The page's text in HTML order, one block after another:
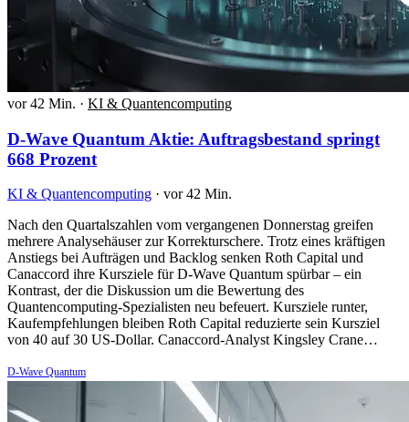
vor 42 Min. · KI & Quantencomputing
D-Wave Quantum Aktie: Auftragsbestand springt
668 Prozent
KI & Quantencomputing · vor 42 Min.
Nach den Quartalszahlen vom vergangenen Donnerstag greifen
mehrere Analysehäuser zur Korrekturschere. Trotz eines kräftigen
Anstiegs bei Aufträgen und Backlog senken Roth Capital und
Canaccord ihre Kursziele für D-Wave Quantum spürbar – ein
Kontrast, der die Diskussion um die Bewertung des
Quantencomputing-Spezialisten neu befeuert. Kursziele runter,
Kaufempfehlungen bleiben Roth Capital reduzierte sein Kursziel
von 40 auf 30 US-Dollar. Canaccord-Analyst Kingsley Crane…
D-Wave Quantum